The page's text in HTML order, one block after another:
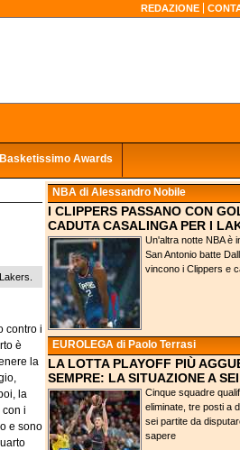
REDAZIONE
Basketissimo Awards
contro i
è
la
la
i
e sono
NBA di Alessandro Nobile
I CLIPPERS PASSANO CON
CADUTA CASALINGA PER I
Un'altra notte NBA è
San Antonio batte
vincono i Clippers e
EUROLEGA di Paolo Terrasi
LA LOTTA PLAYOFF PIÙ
SEMPRE: LA SITUAZIONE A
Cinque squadre
eliminate, tre posti a
sei partite da
sapere